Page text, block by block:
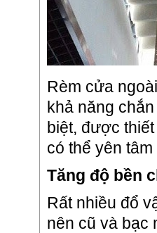
Rèm cửa
khả năng
biệt, được
có thể yên
Tăng độ bền
Rất nhiều đổ
nên cũ và bạc